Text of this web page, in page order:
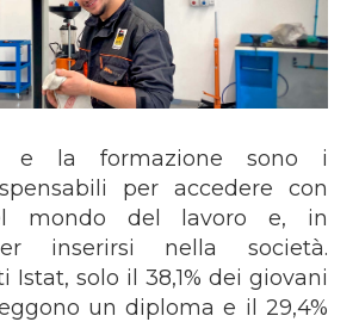
e la formazione sono i
per accedere con
mondo del lavoro e, in
inserirsi nella società.
Istat, solo il 38,1% dei giovani
un diploma e il 29,4%